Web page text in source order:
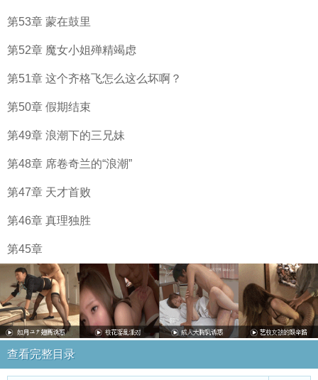
第53章 蒙在鼓里
第52章 魔女小姐殚精竭虑
第51章 这个齐格飞怎么这么坏啊？
第50章 假期结束
第49章 浪潮下的三兄妹
第48章 席卷奇兰的“浪潮”
第47章 天才首败
第46章 真理独胜
第45章
查看完整目录